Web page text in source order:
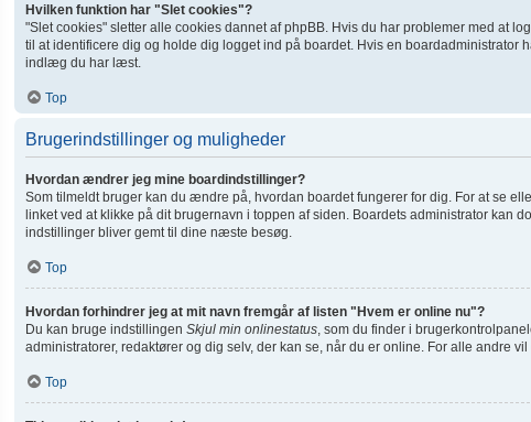
Hvilken funktion har "Slet cookies"?
"Slet cookies" sletter alle cookies dannet af phpBB. Hvis du har problemer med at
til at identificere dig og holde dig logget ind på boardet. Hvis en boardadministrator
indlæg du har læst.
Top
Brugerindstillinger og muligheder
Hvordan ændrer jeg mine boardindstillinger?
Som tilmeldt bruger kan du ændre på, hvordan boardet fungerer for dig. For at se
linket ved at klikke på dit brugernavn i toppen af siden. Boardets administrator kan
indstillinger bliver gemt til dine næste besøg.
Top
Hvordan forhindrer jeg at mit navn fremgår af listen "Hvem er online nu"?
Du kan bruge indstillingen Skjul min onlinestatus , som du finder i
administratorer, redaktører og dig selv, der kan se, når du er online. For alle andre
Top